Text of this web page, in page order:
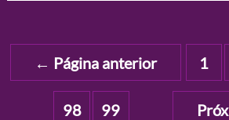
Paginação
posts
← Página anterior 1
98 99